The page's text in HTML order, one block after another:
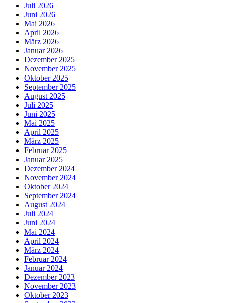
Juli 2026
Juni 2026
Mai 2026
April 2026
März 2026
Januar 2026
Dezember 2025
November 2025
Oktober 2025
September 2025
August 2025
Juli 2025
Juni 2025
Mai 2025
April 2025
März 2025
Februar 2025
Januar 2025
Dezember 2024
November 2024
Oktober 2024
September 2024
August 2024
Juli 2024
Juni 2024
Mai 2024
April 2024
März 2024
Februar 2024
Januar 2024
Dezember 2023
November 2023
Oktober 2023